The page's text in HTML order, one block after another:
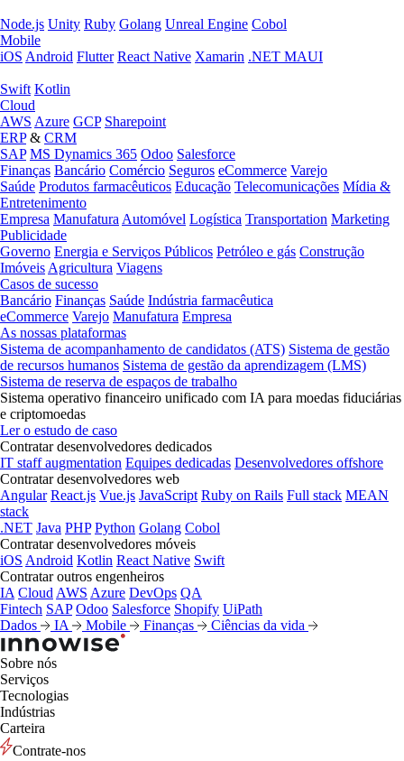
Node.js Unity Ruby Golang Unreal Engine Cobol
Mobile
iOS Android Flutter React Native Xamarin .NET MAUI
Swift Kotlin
Cloud
AWS Azure GCP Sharepoint
ERP& CRM
SAP MS Dynamics 365 Odoo Salesforce
Finanças Bancário Comércio Seguros eCommerce Varejo
Saúde Produtos farmacêuticos Educação Telecomunicações Mídia &
Entretenimento
Empresa Manufatura Automóvel Logística Transportation Marketing
Publicidade
Governo Energia e Serviços Públicos Petróleo e gás Construção
Imóveis Agricultura Viagens
Casos de sucesso
Bancário Finanças Saúde Indústria farmacêutica
eCommerce Varejo Manufatura Empresa
As nossas plataformas
Sistema de acompanhamento de candidatos (ATS) Sistema de gestão
de recursos humanos Sistema de gestão da aprendizagem (LMS)
Sistema de reserva de espaços de trabalho
Sistema operativo financeiro unificado com IA para moedas fiduciárias
e criptomoedas
Ler o estudo de caso
Contratar desenvolvedores dedicados
IT staff augmentation Equipes dedicadas Desenvolvedores offshore
Contratar desenvolvedores web
Angular React.js Vue.js JavaScript Ruby on Rails Full stack MEAN
stack
.NET Java PHP Python Golang Cobol
Contratar desenvolvedores móveis
iOS Android Kotlin React Native Swift
Contratar outros engenheiros
IA Cloud AWS Azure DevOps QA
Fintech SAP Odoo Salesforce Shopify UiPath
Dados
IA Mobile Finanças Ciências da vida
Sobre nós
Serviços
Tecnologias
Indústrias
Carteira
Contrate-nos